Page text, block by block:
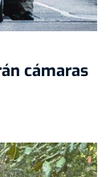
cámaras